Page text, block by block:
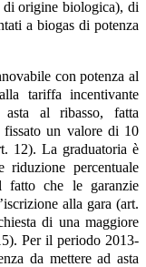
origine biologica), di
a biogas di potenza
con potenza al
tariffa incentivante
asta al ribasso, fatta
fissato un valore di 10
12). La graduatoria è
percentuale
che le garanzie
alla gara (art.
di una maggiore
Per il periodo 2013-
da mettere ad asta